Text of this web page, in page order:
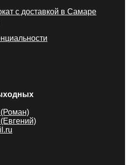
с доставкой в Самаре